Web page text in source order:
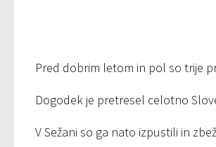
Pred dobrim letom in pol so trije
Dogodek je pretresel celotno
V Sežani so ga nato izpustili in